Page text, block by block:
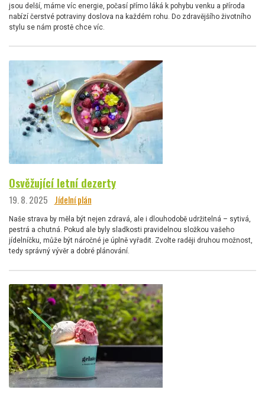
jsou delší, máme víc energie, počasí přímo láká k pohybu venku a příroda
nabízí čerstvé potraviny doslova na každém rohu. Do zdravějšího životního
stylu se nám prostě chce víc.
Osvěžující letní dezerty
19. 8. 2025 Jídelní plán
Naše strava by měla být nejen zdravá, ale i dlouhodobě udržitelná – sytivá,
pestrá a chutná. Pokud ale byly sladkosti pravidelnou složkou vašeho
jídelníčku, může být náročné je úplně vyřadit. Zvolte raději druhou možnost,
tedy správný vývěr a dobré plánování.